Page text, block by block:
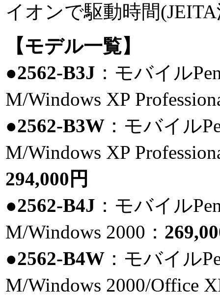
イオンで駆動時間
【モデル一覧】
●2562-B3J ：モバイル
M/Windows XP
●2562-B3W ：モバイル
M/Windows XP
294,000円
●2562-B4J ：モバイル
M/Windows 2000：
●2562-B4W ：モバイル
M/Windows 2000/Office